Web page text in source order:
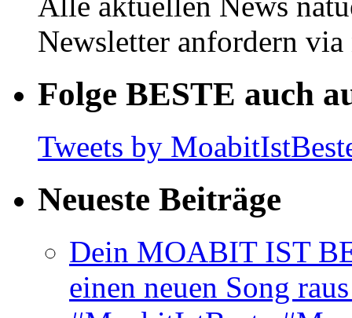
Newsletter anfordern
Folge BESTE auch
Tweets by
Neueste Beiträge
Dein MOABIT IST
einen neuen Song